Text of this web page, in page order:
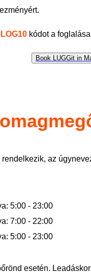
kódot a foglalása
Book LUGGit in
az
5:00 - 23:00
7:00 - 22:00
5:00 - 23:00
esetén.